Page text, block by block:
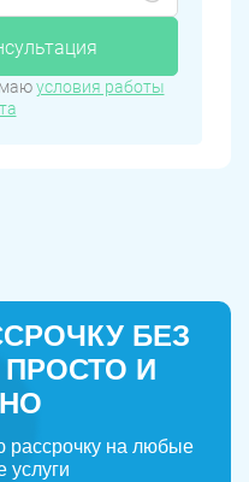
условия работы
БЕЗ
И
на любые
услуги